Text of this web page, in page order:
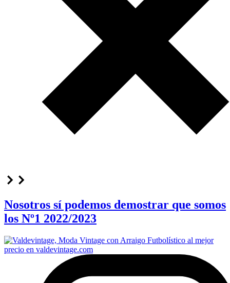
Nosotros sí podemos demostrar que somos
los Nº1 2022/2023